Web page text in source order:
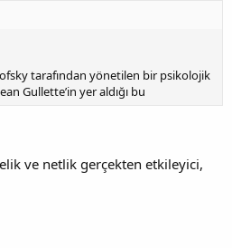
tarafından yönetilen bir psikolojik
Gullette’in yer aldığı bu
ve netlik gerçekten etkileyici,